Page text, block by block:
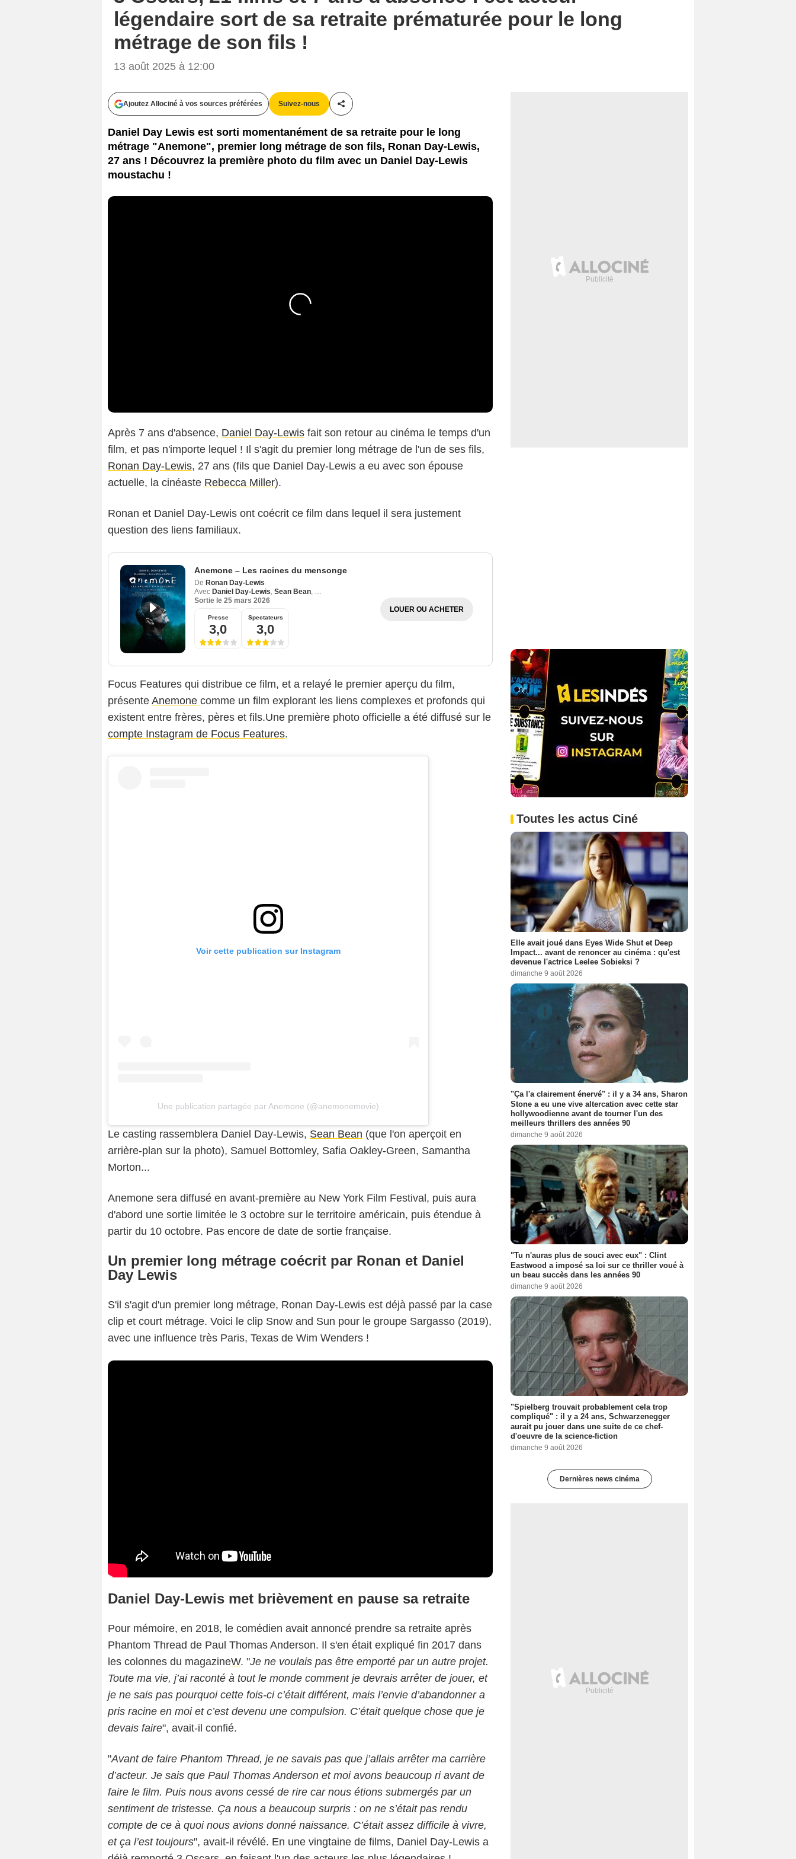
légendaire sort de sa retraite prématurée pour le long
métrage de son fils !
13 août 2025 à 12:00
Ajoutez Allociné à vos sources préférées Suivez-nous
Partager cet article
Daniel Day Lewis est sorti momentanément de sa retraite pour le long
métrage "Anemone", premier long métrage de son fils, Ronan Day-Lewis,
27 ans ! Découvrez la première photo du film avec un Daniel Day-Lewis
moustachu !
Après 7 ans d'absence, Daniel Day-Lewis fait son retour au cinéma le temps d'un
film, et pas n'importe lequel ! Il s'agit du premier long métrage de l'un de ses fils,
Ronan Day-Lewis, 27 ans (fils que Daniel Day-Lewis a eu avec son épouse
actuelle, la cinéaste Rebecca Miller).
Ronan et Daniel Day-Lewis ont coécrit ce film dans lequel il sera justement
question des liens familiaux.
Anemone – Les racines du mensonge
De Ronan Day-Lewis
Avec Daniel Day-Lewis, Sean Bean, Samantha Morton
Sortie le 25 mars 2026
Presse
3,0
Spectateurs
3,0
LOUER OU ACHETER
Focus Features qui distribue ce film, et a relayé le premier aperçu du film,
présente Anemone comme un film explorant les liens complexes et profonds qui
existent entre frères, pères et fils.Une première photo officielle a été diffusé sur le
compte Instagram de Focus Features.
Voir cette publication sur Instagram
Une publication partagée par Anemone (@anemonemovie)
Le casting rassemblera Daniel Day-Lewis, Sean Bean (que l'on aperçoit en
arrière-plan sur la photo), Samuel Bottomley, Safia Oakley-Green, Samantha
Morton...
Anemone sera diffusé en avant-première au New York Film Festival, puis aura
d'abord une sortie limitée le 3 octobre sur le territoire américain, puis étendue à
partir du 10 octobre. Pas encore de date de sortie française.
Un premier long métrage coécrit par Ronan et Daniel
Day Lewis
S'il s'agit d'un premier long métrage, Ronan Day-Lewis est déjà passé par la case
clip et court métrage. Voici le clip Snow and Sun pour le groupe Sargasso (2019),
avec une influence très Paris, Texas de Wim Wenders !
Daniel Day-Lewis met brièvement en pause sa retraite
Pour mémoire, en 2018, le comédien avait annoncé prendre sa retraite après
Phantom Thread de Paul Thomas Anderson. Il s'en était expliqué fin 2017 dans
les colonnes du magazineW. "Je ne voulais pas être emporté par un autre projet.
Toute ma vie, j’ai raconté à tout le monde comment je devrais arrêter de jouer, et
je ne sais pas pourquoi cette fois-ci c’était différent, mais l’envie d’abandonner a
pris racine en moi et c’est devenu une compulsion. C’était quelque chose que je
devais faire", avait-il confié.
"Avant de faire Phantom Thread, je ne savais pas que j’allais arrêter ma carrière
d’acteur. Je sais que Paul Thomas Anderson et moi avons beaucoup ri avant de
faire le film. Puis nous avons cessé de rire car nous étions submergés par un
sentiment de tristesse. Ça nous a beaucoup surpris : on ne s’était pas rendu
compte de ce à quoi nous avions donné naissance. C’était assez difficile à vivre,
et ça l’est toujours", avait-il révélé. En une vingtaine de films, Daniel Day-Lewis a
Toutes les actus Ciné
Elle avait joué dans Eyes Wide Shut et Deep
Impact... avant de renoncer au cinéma : qu'est
devenue l'actrice Leelee Sobieksi ?
dimanche 9 août 2026
"Ça l'a clairement énervé" : il y a 34 ans, Sharon
Stone a eu une vive altercation avec cette star
hollywoodienne avant de tourner l'un des
meilleurs thrillers des années 90
dimanche 9 août 2026
"Tu n'auras plus de souci avec eux" : Clint
Eastwood a imposé sa loi sur ce thriller voué à
un beau succès dans les années 90
dimanche 9 août 2026
"Spielberg trouvait probablement cela trop
compliqué" : il y a 24 ans, Schwarzenegger
aurait pu jouer dans une suite de ce chef-
d'oeuvre de la science-fiction
dimanche 9 août 2026
Dernières news cinéma